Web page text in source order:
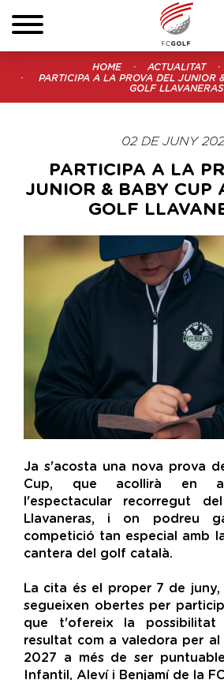
HOME ACTUALITAT
PARTICIPA A LA PROVA DEL JUNIOR
GOLF LLAVANERAS
02 DE JUNY
PARTICIPA A LA
JUNIOR & BABY CUP
GOLF
Ja s'acosta una nova prova
Cup, que acollirà en
l'espectacular recorregut
Llavaneras, i on podreu
competició tan especial amb
cantera del golf català.
La cita és el proper 7 de juny,
segueixen obertes per
que t'ofereix la
resultat com a valedora per al
2027 a més de ser
Infantil, Aleví i Benjamí de la